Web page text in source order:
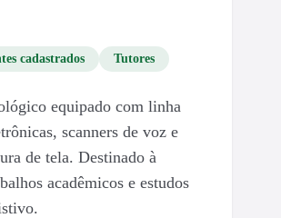
cadastrados Tutores
equipado com linha
scanners de voz e
de tela. Destinado à
acadêmicos e estudos